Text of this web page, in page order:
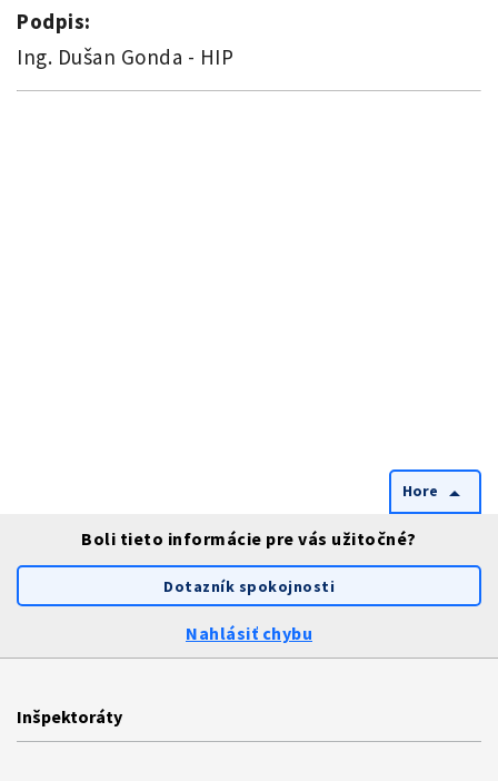
Podpis:
Ing. Dušan Gonda - HIP
Hore arrow_drop_up
Boli tieto informácie pre vás užitočné?
Dotazník spokojnosti
Nahlásiť chybu
Inšpektoráty